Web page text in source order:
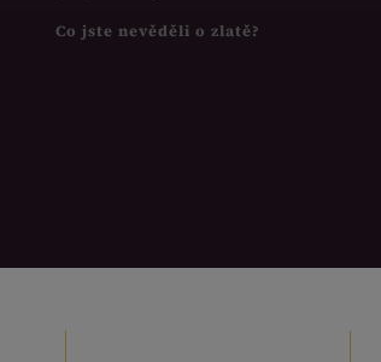
Co jste nevěděli o zlatě?